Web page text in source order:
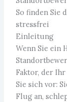
So finden Sie
stressfrei
Einleitung
Wenn Sie ein
Faktor, der
Sie sich vor:
Flug an,